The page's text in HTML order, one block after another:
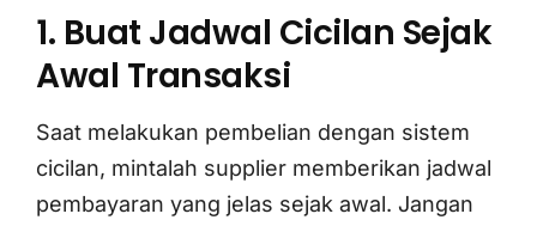
1. Buat Jadwal Cicilan Sejak
Awal Transaksi
Saat melakukan pembelian dengan sistem
cicilan, mintalah supplier memberikan jadwal
pembayaran yang jelas sejak awal. Jangan